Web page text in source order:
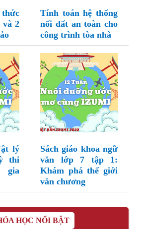
thức
và 2
Tính toán hệ thống
nối đất an toàn cho
công trình tòa nhà
lý
thi
gia
Sách giáo khoa ngữ
văn lớp 7 tập 1:
Khám phá thế giới
văn chương
HỌC NỔI BẬT